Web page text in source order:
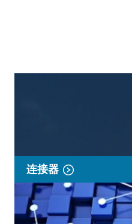
连接器